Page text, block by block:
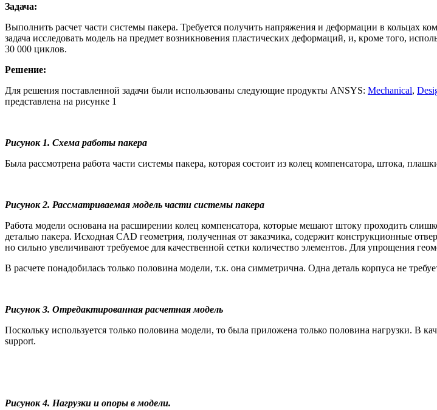
Задача:
Выполнить расчет части системы пакера. Требуется получить напряжения и деформации в кольцах
задача исследовать модель на предмет возникновения пластических деформаций, и, кроме того,
30 000 циклов.
Решение:
Для решения поставленной задачи были использованы следующие продукты ANSYS: Mechanical,
представлена на рисунке 1
Рисунок 1. Схема работы пакера
Была рассмотрена работа части системы пакера, которая состоит из колец компенсатора, штока,
Рисунок 2. Рассматриваемая модель части системы пакера
Работа модели основана на расширении колец компенсатора, которые мешают штоку проходить
деталью пакера. Исходная CAD геометрия, полученная от заказчика, содержит конструкционные
но сильно увеличивают требуемое для качественной сетки количество элементов. Для упрощения
В расчете понадобилась только половина модели, т.к. она симметрична. Одна деталь корпуса не
Рисунок 3. Отредактированная расчетная модель
Поскольку используется только половина модели, то была приложена только половина нагрузки. В
support.
Рисунок 4. Нагрузки и опоры в модели.